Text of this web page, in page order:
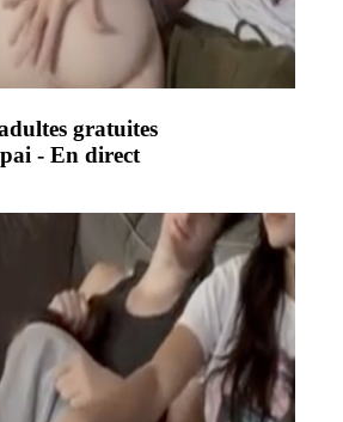
gratuites
- En direct